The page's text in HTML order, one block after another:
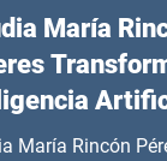
María
María Rincón